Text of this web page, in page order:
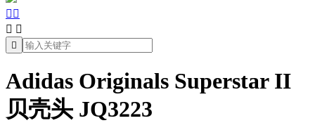
 
 

Adidas Originals Superstar II
贝壳头 JQ3223